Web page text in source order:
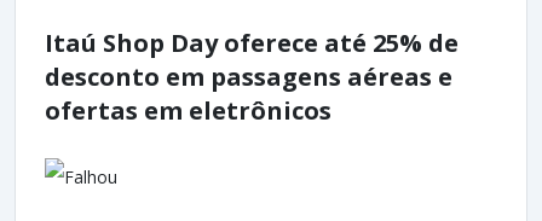
Itaú Shop Day oferece até 25% de
desconto em passagens aéreas e
ofertas em eletrônicos